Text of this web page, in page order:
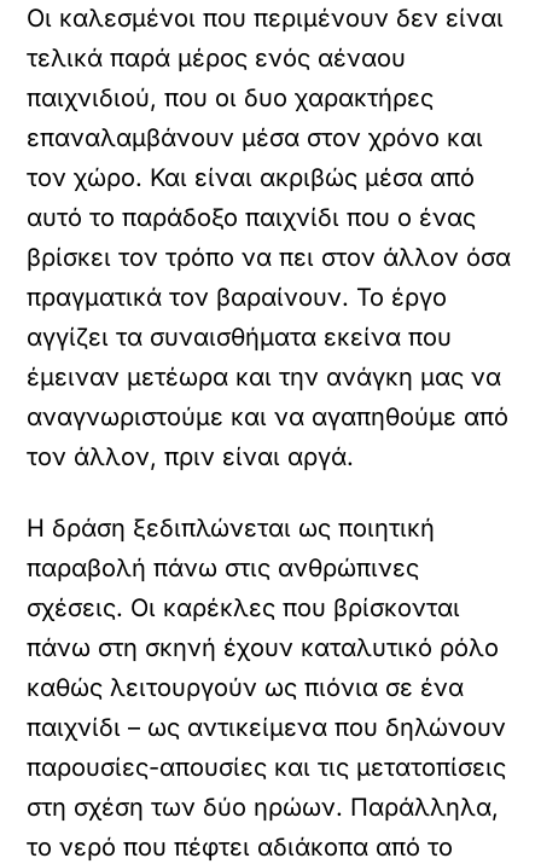
Οι καλεσμένοι που περιμένουν δεν είναι
τελικά παρά μέρος ενός αέναου
παιχνιδιού, που οι δυο χαρακτήρες
επαναλαμβάνουν μέσα στον χρόνο και
τον χώρο. Και είναι ακριβώς μέσα από
αυτό το παράδοξο παιχνίδι που ο ένας
βρίσκει τον τρόπο να πει στον άλλον όσα
πραγματικά τον βαραίνουν. Το έργο
αγγίζει τα συναισθήματα εκείνα που
έμειναν μετέωρα και την ανάγκη μας να
αναγνωριστούμε και να αγαπηθούμε από
τον άλλον, πριν είναι αργά.
Η δράση ξεδιπλώνεται ως ποιητική
παραβολή πάνω στις ανθρώπινες
σχέσεις. Οι καρέκλες που βρίσκονται
πάνω στη σκηνή έχουν καταλυτικό ρόλο
καθώς λειτουργούν ως πιόνια σε ένα
παιχνίδι – ως αντικείμενα που δηλώνουν
παρουσίες-απουσίες και τις μετατοπίσεις
στη σχέση των δύο ηρώων. Παράλληλα,
το νερό που πέφτει αδιάκοπα από το